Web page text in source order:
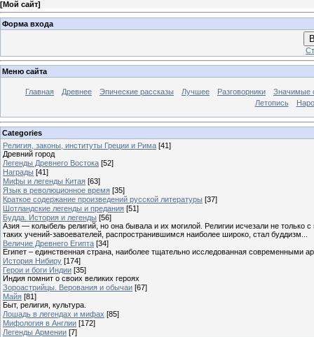
[Мой сайт]
Форма входа
Меню сайта
Главная Древнее Эпические рассказы Лучшее Разговорники
Значимые
Летопись
Categories
Религия, законы, институты Греции и Рима [41]
Древний город
Легенды Древнего Востока [52]
Награды [41]
Мифы и легенды Китая [63]
Язык в революционное время [35]
Краткое содержание произведений русской литературы [37]
Шотландские легенды и предания [51]
Будда. История и легенды [56]
Азия — колыбель религий, но она бывала и их могилой. Религии исчезали не
таких учений-завоевателей, распространившимся наиболее широко, стал буддизм...
Величие Древнего Египта [34]
Египет – единственная страна, наиболее тщательно исследованная современными
История Нибиру [174]
Герои и боги Индии [35]
Индия помнит о своих великих героях
Зороастрийцы. Верования и обычаи [67]
Майя [81]
Быт, религия, культура.
Лошадь в легендах и мифах [85]
Мифология в Англии [172]
Легенды Армении [7]